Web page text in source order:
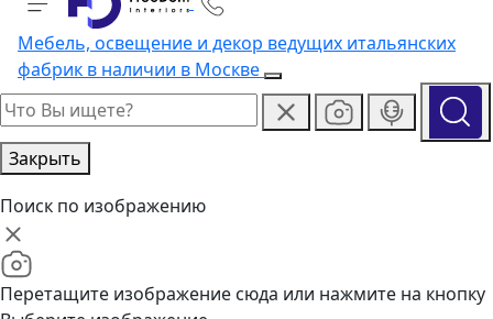
Мебель, освещение и декор ведущих итальянских
фабрик в наличии в Москве
Закрыть
Поиск по изображению
Перетащите изображение сюда или нажмите на кнопку